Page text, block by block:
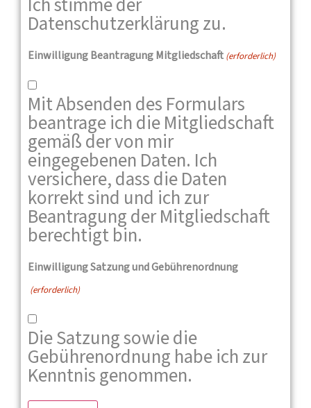
Datenschutzerklärung zu.
Einwilligung Beantragung Mitgliedschaft (erforderlich)
Mit Absenden des Formulars
beantrage ich die Mitgliedschaft
gemäß der von mir
eingegebenen Daten. Ich
versichere, dass die Daten
korrekt sind und ich zur
Beantragung der Mitgliedschaft
berechtigt bin.
Einwilligung Satzung und Gebührenordnung
(erforderlich)
Die Satzung sowie die
Gebührenordnung habe ich zur
Kenntnis genommen.